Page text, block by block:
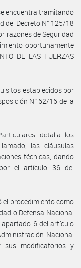
encuentra tramitando
del Decreto N° 125/18
razones de Seguridad
oportunamente
DE LAS FUERZAS
establecidos por
N° 62/16 de la
detalla los
las cláusulas
técnicas, dando
el artículo 36 del
el procedimiento como
o Defensa Nacional
apartado 6 del artículo
Nacional
sus modificatorios y